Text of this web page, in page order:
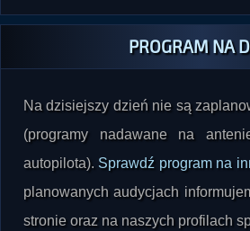
PROGRAM NA
Na dzisiejszy dzień nie są
(programy nadawane na
autopilota). Sprawdź program na
planowanych audycjach
stronie oraz na naszych profilach